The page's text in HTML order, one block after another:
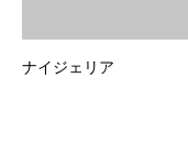
ナイジェリア